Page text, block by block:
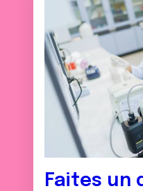
Faites un